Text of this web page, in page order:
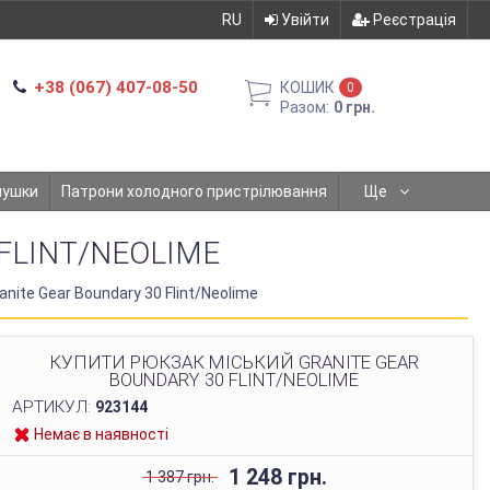
RU Увійти Реєстрація
+38 (067) 407-08-50 КОШИК 0
Разом: 0 грн.
Патрони холодного пристрілювання Ще
NEOLIME
Gear Boundary 30 Flint/Neolime
КУПИТИ РЮКЗАК МІСЬКИЙ GRANITE GEAR
BOUNDARY 30 FLINT/NEOLIME
АРТИКУЛ: 923144
Немає в наявності
1 387 грн. 1 248 грн.